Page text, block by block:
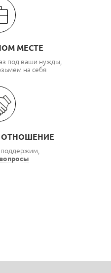
МЕСТЕ
под ваши нужды,
на себя